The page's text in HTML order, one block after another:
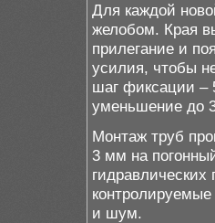
Для каждой
желобом. Края
прилегание и
усилия, чтобы
шаг фиксации –
уменьшение до
Монтаж труб
3 мм на
и шум.